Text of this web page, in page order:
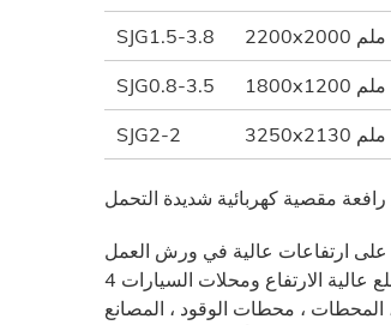
SJG1.5-3.8 2200x2000 ملم
SJG0.8-3.5 1800x1200 ملم
SJG2-2 3250x2130 ملم
على ارتفاعات عالية في ورش العمل
والمستودعات والسلع عالية الارتفاع ومحلات السيارات 4S ومواقف السيارات ومركبات النقل على ارتفاعات عالية ومواقع
المحطات ، محطات الوقود ، المصانع